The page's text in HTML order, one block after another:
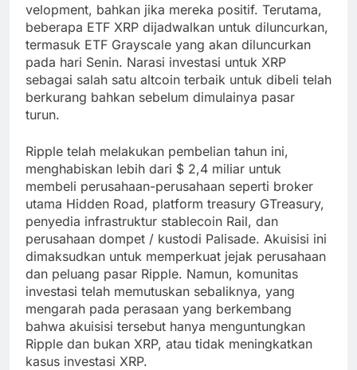
velopment, bahkan jika mereka positif. Terutama,
beberapa ETF XRP dijadwalkan untuk diluncurkan,
termasuk ETF Grayscale yang akan diluncurkan
pada hari Senin. Narasi investasi untuk XRP
sebagai salah satu altcoin terbaik untuk dibeli telah
berkurang bahkan sebelum dimulainya pasar
turun.
Ripple telah melakukan pembelian tahun ini,
menghabiskan lebih dari $ 2,4 miliar untuk
membeli perusahaan-perusahaan seperti broker
utama Hidden Road, platform treasury GTreasury,
penyedia infrastruktur stablecoin Rail, dan
perusahaan dompet / kustodi Palisade. Akuisisi ini
dimaksudkan untuk memperkuat jejak perusahaan
dan peluang pasar Ripple. Namun, komunitas
investasi telah memutuskan sebaliknya, yang
mengarah pada perasaan yang berkembang
bahwa akuisisi tersebut hanya menguntungkan
Ripple dan bukan XRP, atau tidak meningkatkan
kasus investasi XRP.